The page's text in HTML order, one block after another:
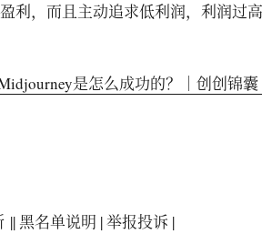
利，而且主动追求低利润，利润过
是怎么成功的？｜创创锦囊
||黑名单说明 |举报投诉 |